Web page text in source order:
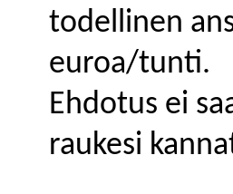
todellinen
euroa/tunti.
Ehdotus ei
raukesi